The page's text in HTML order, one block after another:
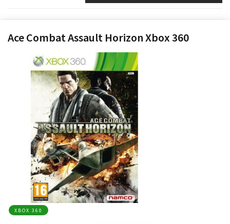
Ace Combat Assault Horizon Xbox 360
XBOX 360